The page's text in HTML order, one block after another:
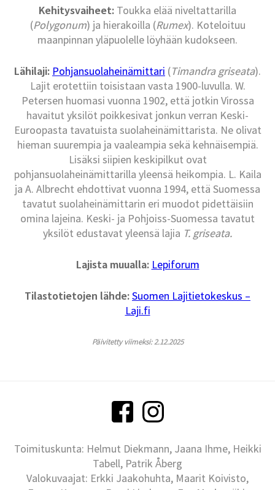
Kehitysvaiheet: Toukka elää niveltattarilla
(Polygonum) ja hierakoilla (Rumex). Koteloituu
maanpinnan yläpuolelle löyhään kudokseen.
Lähilaji: Pohjansuolaheinämittari (Timandra griseata).
Lajit erotettiin toisistaan vasta 1900-luvulla. W.
Petersen huomasi vuonna 1902, että jotkin Virossa
havaitut yksilöt poikkesivat jonkun verran Keski-
Euroopasta tavatuista suolaheinämittarista. Ne olivat
hieman suurempia ja vaaleampia sekä kehnäisempiä.
Lisäksi siipien keskipilkut ovat
pohjansuolaheinämittarilla yleensä heikompia. L. Kaila
ja A. Albrecht ehdottivat vuonna 1994, että Suomessa
tavatut suolaheinämittarin eri muodot pidettäisiin
omina lajeina. Keski- ja Pohjoiss-Suomessa tavatut
yksilöt edustavat yleensä lajia T. griseata.
Lajista muualla: Lepiforum
Tilastotietojen lähde:Suomen Lajitietokeskus –
Laji.fi
Päivitetty viimeksi: 2.12.2025
Toimituskunta: Helmut Diekmann, Jaana Ihme, Heikki
Tabell, Patrik Åberg
Valokuvaajat: Erkki Jaakohuhta, Maarit Koivisto,